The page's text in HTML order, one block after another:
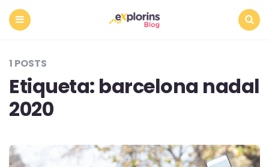
1 POSTS
Etiqueta: barcelona nadal
2020